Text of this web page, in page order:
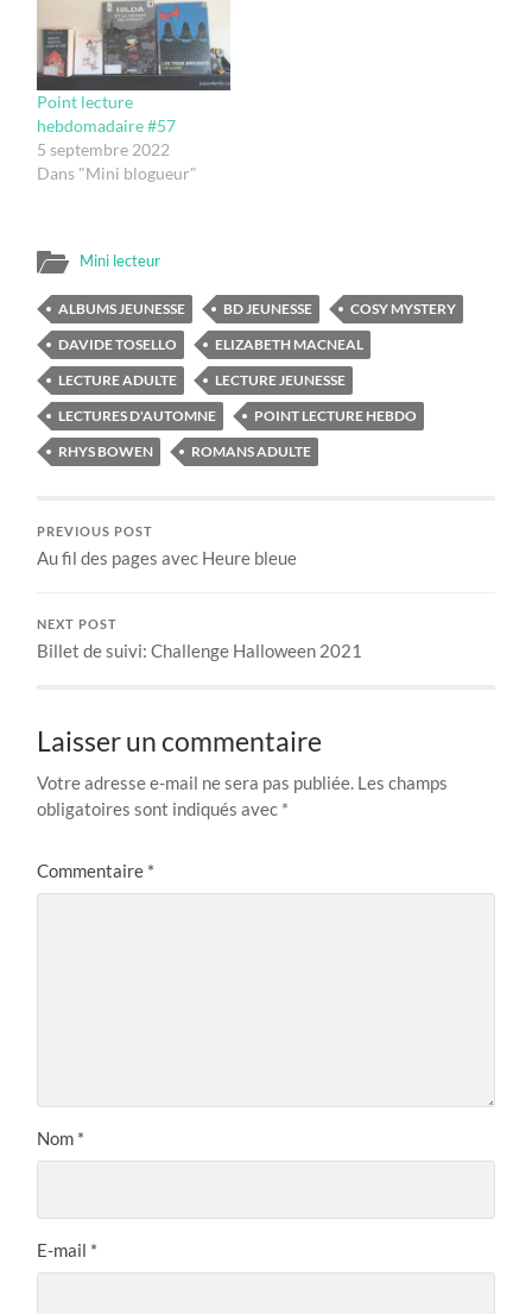
Point lecture
hebdomadaire #57
5 septembre 2022
Dans "Mini blogueur"
Mini lecteur
ALBUMS JEUNESSE BD JEUNESSE
COSY MYSTERY
DAVIDE TOSELLO
ELIZABETH MACNEAL
LECTURE ADULTE
LECTURE JEUNESSE
LECTURES D'AUTOMNE
POINT LECTURE HEBDO
RHYS BOWEN
ROMANS ADULTE
PREVIOUS POST
Au fil des pages avec Heure bleue
NEXT POST
Billet de suivi: Challenge Halloween 2021
Laisser un commentaire
Votre adresse e-mail ne sera pas publiée. Les champs
obligatoires sont indiqués avec *
Commentaire *
Nom *
E-mail *